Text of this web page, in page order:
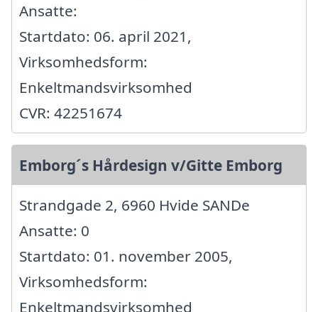
Ansatte:
Startdato: 06. april 2021,
Virksomhedsform:
Enkeltmandsvirksomhed
CVR: 42251674
Emborg´s Hårdesign v/Gitte Emborg
Strandgade 2, 6960 Hvide SANDe
Ansatte: 0
Startdato: 01. november 2005,
Virksomhedsform:
Enkeltmandsvirksomhed